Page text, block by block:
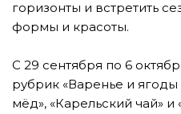
горизонты и встретить
формы и красоты.
С 29 сентября по 6
рубрик «Варенье и
мёд», «Карельский чай» и